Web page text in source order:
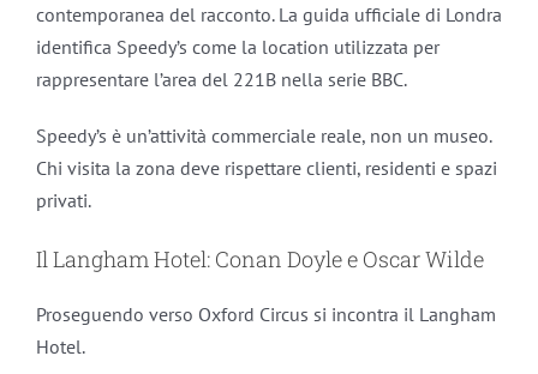
contemporanea del racconto. La guida ufficiale di Londra
identifica Speedy’s come la location utilizzata per
rappresentare l’area del 221B nella serie BBC.
Speedy’s è un’attività commerciale reale, non un museo.
Chi visita la zona deve rispettare clienti, residenti e spazi
privati.
Il Langham Hotel: Conan Doyle e Oscar Wilde
Proseguendo verso Oxford Circus si incontra il Langham
Hotel.